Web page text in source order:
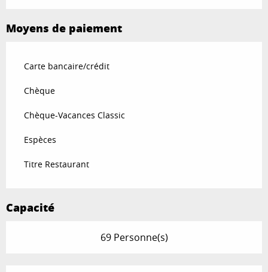
Moyens de paiement
Carte bancaire/crédit
Chèque
Chèque-Vacances Classic
Espèces
Titre Restaurant
Capacité
69 Personne(s)